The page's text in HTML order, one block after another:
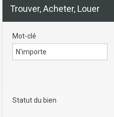
Trouver, Acheter, Louer
Mot-clé
Statut du bien